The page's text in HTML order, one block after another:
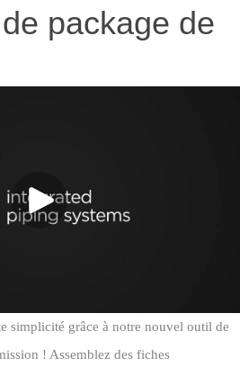
package de
simplicité grâce à notre nouvel outil de
! Assemblez des fiches